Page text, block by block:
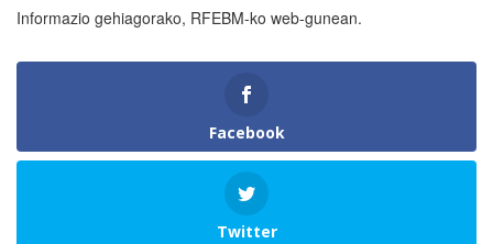
Informazio gehiagorako, RFEBM-ko web-gunean.
Facebook
Twitter